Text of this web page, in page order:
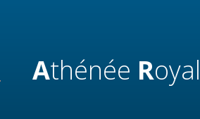
Athénée R